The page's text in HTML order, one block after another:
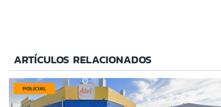
ARTÍCULOS RELACIONADOS
POLICIAL